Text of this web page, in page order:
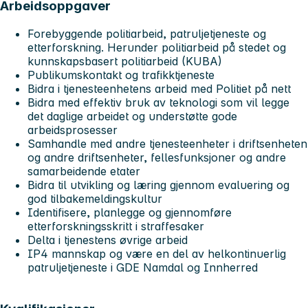
Arbeidsoppgaver
Forebyggende politiarbeid, patruljetjeneste og
etterforskning. Herunder politiarbeid på stedet og
kunnskapsbasert politiarbeid (KUBA)
Publikumskontakt og trafikktjeneste
Bidra i tjenesteenhetens arbeid med Politiet på nett
Bidra med effektiv bruk av teknologi som vil legge
det daglige arbeidet og understøtte gode
arbeidsprosesser
Samhandle med andre tjenesteenheter i driftsenheten
og andre driftsenheter, fellesfunksjoner og andre
samarbeidende etater
Bidra til utvikling og læring gjennom evaluering og
god tilbakemeldingskultur
Identifisere, planlegge og gjennomføre
etterforskningsskritt i straffesaker
Delta i tjenestens øvrige arbeid
IP4 mannskap og være en del av helkontinuerlig
patruljetjeneste i GDE Namdal og Innherred